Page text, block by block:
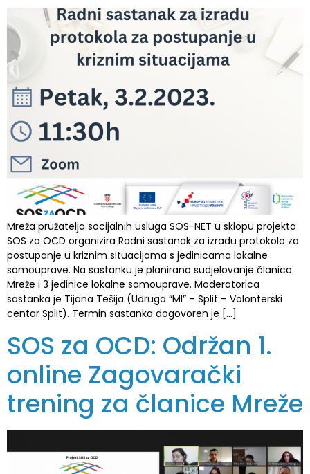
Mreža pružatelja socijalnih usluga SOS-NET u sklopu projekta
SOS za OCD organizira Radni sastanak za izradu protokola za
postupanje u kriznim situacijama s jedinicama lokalne
samouprave. Na sastanku je planirano sudjelovanje članica
Mreže i 3 jedinice lokalne samouprave. Moderatorica
sastanka je Tijana Tešija (Udruga “MI” – Split – Volonterski
centar Split). Termin sastanka dogovoren je […]
SOS za OCD: Održan 1.
online Zagovarački
trening za članice Mreže